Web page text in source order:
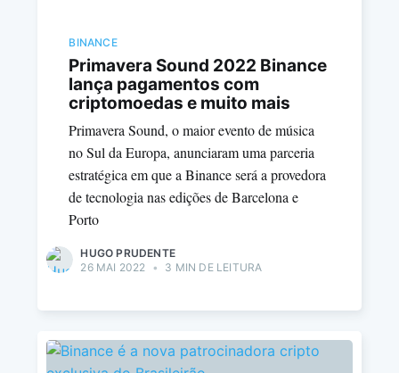
BINANCE
Primavera Sound 2022 Binance
lança pagamentos com
criptomoedas e muito mais
Primavera Sound, o maior evento de música
no Sul da Europa, anunciaram uma parceria
estratégica em que a Binance será a provedora
de tecnologia nas edições de Barcelona e
Porto
HUGO PRUDENTE
26 MAI 2022 • 3 MIN DE LEITURA